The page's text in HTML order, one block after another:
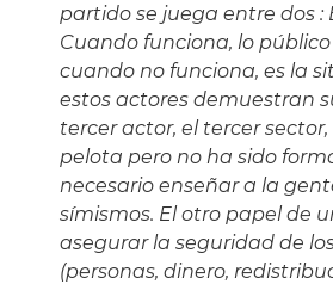
partido se juega entre dos :
Cuando funciona, lo
cuando no funciona, es la
estos actores demuestran
tercer actor, el tercer
pelota pero no ha sido
necesario enseñar a la
símismos. El otro papel de
asegurar la seguridad de
(personas, dinero,